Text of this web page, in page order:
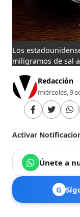
Los
miligramos de sal
Redacción
miércoles, 9
Activar
Únete a
G